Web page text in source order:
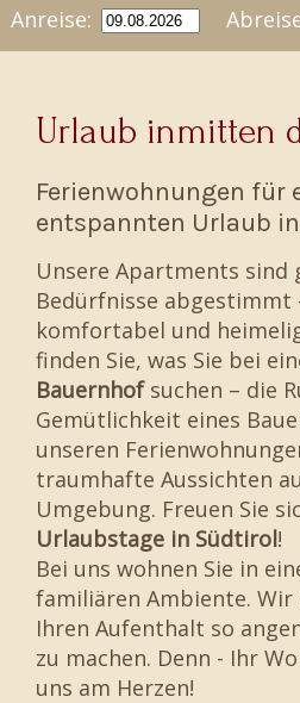
Anreise:
Urlaub inmitten
Ferienwohnungen für
entspannten Urlaub
Unsere Apartments sind
Bedürfnisse abgestimmt
komfortabel und
finden Sie, was Sie bei
Bauernhofsuchen – die
Gemütlichkeit eines
unseren
traumhafte Aussichten
Umgebung. Freuen Sie
Urlaubstage in Südtirol!
Bei uns wohnen Sie in
familiären Ambiente. Wir
Ihren Aufenthalt so
zu machen. Denn - Ihr
uns am Herzen!